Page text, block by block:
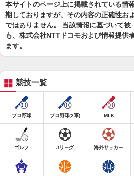
本サイトのページ上に掲載されている情
期しておりますが、その内容の正確性お
ではありません。 当該情報に基づいて被
も、株式会社NTTドコモおよび情報提供
ます。
競技一覧
プロ野球 プロ野球(2軍) MLB
ゴルフ Jリーグ 海外サッカー